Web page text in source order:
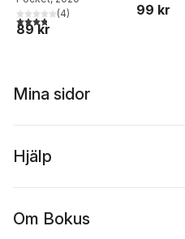
3,8utav 5 stjärnor. Totalt antal röster:
(4)
89 kr
99 kr
Mina sidor
Hjälp
Om Bokus